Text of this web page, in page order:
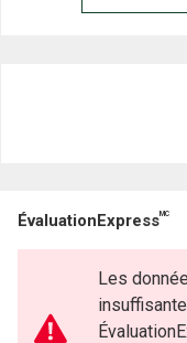
ÉvaluationExpressMC
Les